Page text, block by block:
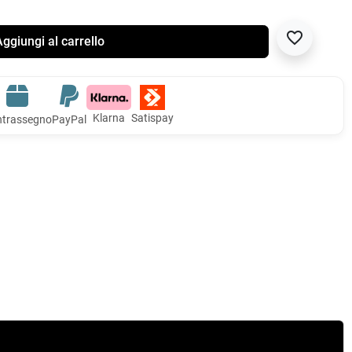
al carrello favorite_border
PayPal Klarna Satispay